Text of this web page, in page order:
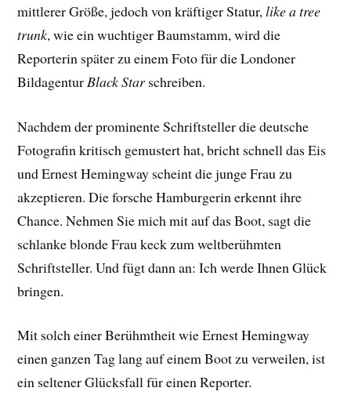
mittlerer Größe, jedoch von kräftiger Statur,like a tree
trunk, wie ein wuchtiger Baumstamm, wird die
Reporterin später zu einem Foto für die Londoner
BildagenturBlack Starschreiben.
Nachdem der prominente Schriftsteller die deutsche
Fotografin kritisch gemustert hat, bricht schnell das Eis
und Ernest Hemingway scheint die junge Frau zu
akzeptieren. Die forsche Hamburgerin erkennt ihre
Chance. Nehmen Sie mich mit auf das Boot, sagt die
schlanke blonde Frau keck zum weltberühmten
Schriftsteller. Und fügt dann an: Ich werde Ihnen Glück
bringen.
Mit solch einer Berühmtheit wie Ernest Hemingway
einen ganzen Tag lang auf einem Boot zu verweilen, ist
ein seltener Glücksfall für einen Reporter.